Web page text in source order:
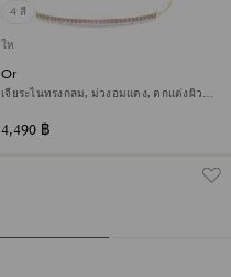
4 สี
ใหม่
Only สร้อยข้อมือ
เจียระไนทรงกลม, ม่วงอมแดง, ตกแต่งผิว
4,490 ฿